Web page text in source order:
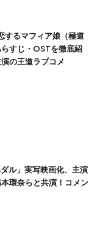
すじ・OSTを徹底紹
の王道ラブコメ
環奈らと共演！コメン